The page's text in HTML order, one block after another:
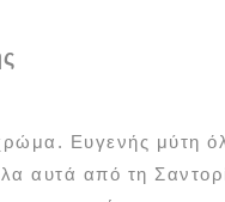
Ευγενής μύτη
αυτά από τη